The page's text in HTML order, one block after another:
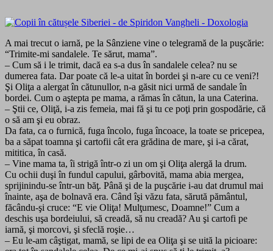
A mai trecut o iarnă, pe la Sânziene vine o telegramă de la puşcărie:
“Trimite-mi sandalele. Te sărut, mama”.
– Cum să i le trimit, dacă ea s-a dus în sandalele celea? nu se
dumerea fata. Dar poate că le-a uitat în bordei şi n-are cu ce veni?!
Şi Oliţa a alergat în cătunullor, n-a găsit nici urmă de sandale în
bordei. Cum o aştepta pe mama, a rămas în cătun, la una Caterina.
– Ştii ce, Oliţă, i-a zis femeia, mai fă şi tu ce poţi prin gospodărie, că
o să am şi eu obraz.
Da fata, ca o furnică, fuga încolo, fuga încoace, la toate se pricepea,
ba a săpat toamna şi cartofii cât era grădina de mare, şi i-a cărat,
mititica, în casă.
– Vine mama ta, îi strigă într-o zi un om şi Oliţa alergă la drum.
Cu ochii duşi în fundul capului, gârbovită, mama abia mergea,
sprijinindu-se într-un băţ. Până şi de la puşcărie i-au dat drumul mai
înainte, aşa de bolnavă era. Când îşi văzu fata, sărută pământul,
făcându-şi cruce: “E vie Oliţa! Mulţumesc, Doamne!” Cum a
deschis uşa bordeiului, să creadă, să nu creadă? Au şi cartofi pe
iarnă, şi morcovi, şi sfeclă roşie…
– Eu le-am câştigat, mamă, se lipi de ea Oliţa şi se uită la picioare: